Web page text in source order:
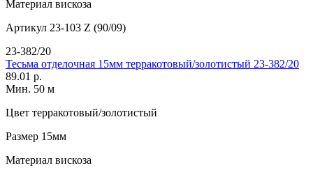
Материал вискоза
Артикул 23-103 Z (90/09)
23-382/20
Тесьма отделочная 15мм терракотовый/золотистый 23-382/20
89.01 р.
Мин. 50 м
Цвет терракотовый/золотистый
Размер 15мм
Материал вискоза